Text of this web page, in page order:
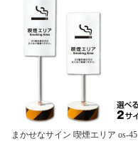
まかせなサイン 喫煙エリア os-45